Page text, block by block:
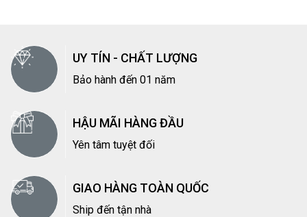
UY TÍN - CHẤT LƯỢNG
Bảo hành đến 01 năm
HẬU MÃI HÀNG ĐẦU
Yên tâm tuyệt đối
GIAO HÀNG TOÀN QUỐC
Ship đến tận nhà